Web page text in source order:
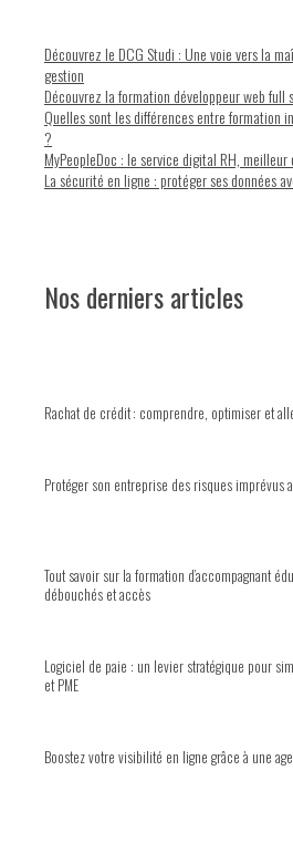
Découvrez le DCG Studi : Une voie vers la
gestion
Découvrez la formation développeur web full
Quelles sont les différences entre formation
?
MyPeopleDoc : le service digital RH,
La sécurité en ligne : protéger ses données
Nos derniers articles
Rachat de crédit : comprendre, optimiser et
Protéger son entreprise des risques imprévus
Tout savoir sur la formation d’accompagnant
débouchés et accès
Logiciel de paie : un levier stratégique pour
et PME
Boostez votre visibilité en ligne grâce à une